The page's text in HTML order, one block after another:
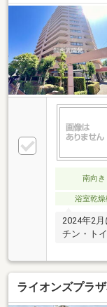
南向き
浴室乾燥
2024年2
チン・ト
ク」をク
方は、赤
予約くだ
「資料請
ライオンズプラ